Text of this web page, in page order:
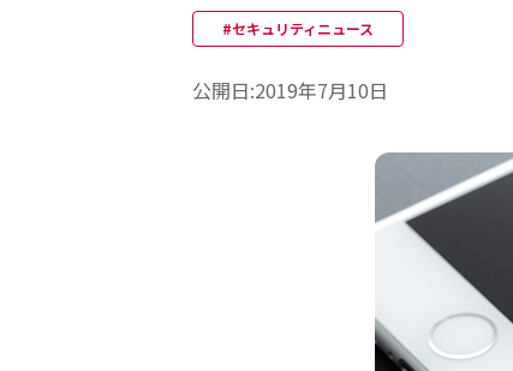
#セキュリティニュース
公開日:2019年7月10日